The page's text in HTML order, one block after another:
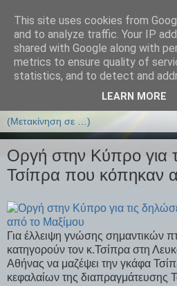
Online Μαθήματα Βιολογίας
Οργή στην Κύπρο για
Τσίπρα που κόπηκαν
Για έλλειψη γνώσης σημαντικών
κατηγορούν τον κ.Τσίπρα στη
Αθήνας να μαζέψει την γκάφα
κεφαλαίων της διαπραγμάτευσης
This site uses cookies from
and to analyze traffic. Your IP
shared with Google along with
metrics to ensure quality of
statistics, and to detect and
LEARN MORE